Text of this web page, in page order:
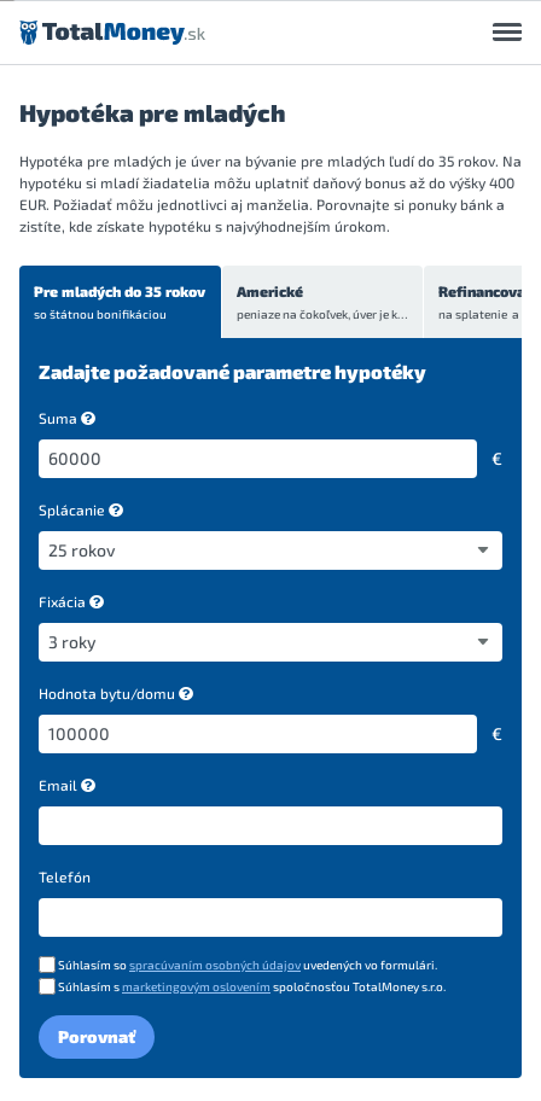
Preskočiť na obsah
Hypotéka pre mladých
Hypotéka pre mladých je úver na bývanie pre mladých ľudí do 35 rokov. Na
hypotéku si mladí žiadatelia môžu uplatniť daňový bonus až do výšky 400
EUR. Požiadať môžu jednotlivci aj manželia. Porovnajte si ponuky bánk a
zistíte, kde získate hypotéku s najvýhodnejším úrokom.
Pre mladých do 35 rokov
so štátnou bonifikáciou
Americké
peniaze na čokoľvek, úver jekrytý bytom alebo domom
Zadajte požadované parametre hypotéky
Suma
€
Splácanie
Fixácia
Hodnota bytu/domu
€
Email
Telefón
Súhlasím sospracúvaním osobných údajovuvedených vo formulári.
Súhlasím smarketingovým oslovením spoločnosťou TotalMoney s.r.o.
Porovnať